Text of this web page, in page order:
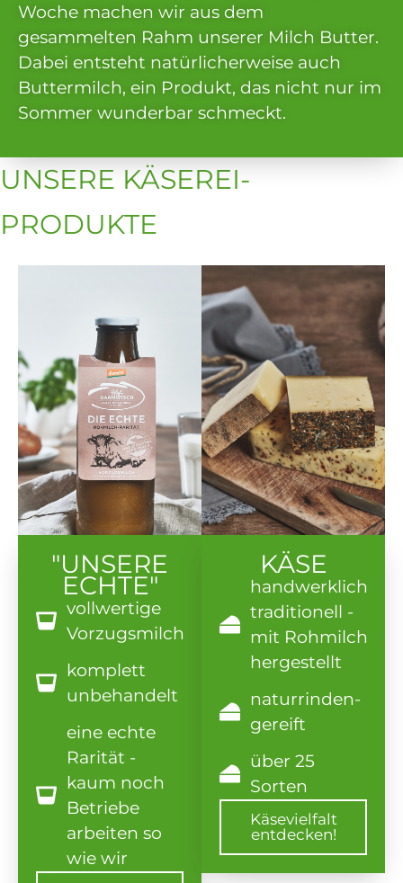
Woche machen wir aus dem
gesammelten Rahm unserer Milch Butter.
Dabei entsteht natürlicherweise auch
Buttermilch, ein Produkt, das nicht nur im
Sommer wunderbar schmeckt.
UNSERE KÄSEREI-
PRODUKTE
"UNSERE
ECHTE"
vollwertige
Vorzugsmilch
komplett
unbehandelt
eine echte
Rarität -
kaum noch
Betriebe
arbeiten so
wie wir
KÄSE
handwerklich
traditionell -
mit Rohmilch
hergestellt
naturrinden-
gereift
über 25
Sorten
Käsevielfalt
entdecken!